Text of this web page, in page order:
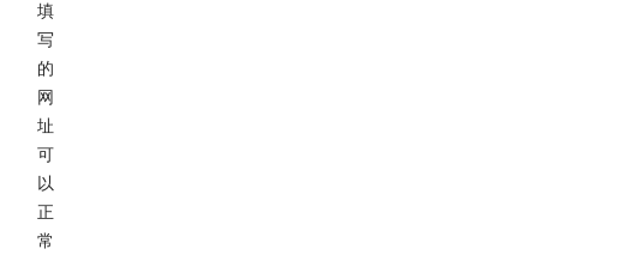
填
写
的
网
址
可
以
正
常